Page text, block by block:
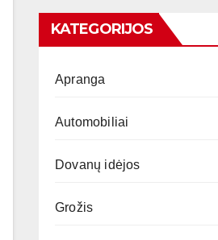
KATEGORIJOS
Apranga
Automobiliai
Dovanų idėjos
Grožis